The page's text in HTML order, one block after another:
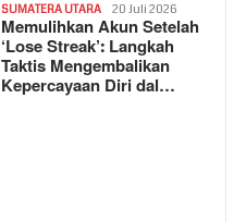
SUMATERA UTARA 20 Juli 2026
Memulihkan Akun Setelah
‘Lose Streak’: Langkah
Taktis Mengembalikan
Kepercayaan Diri dal…